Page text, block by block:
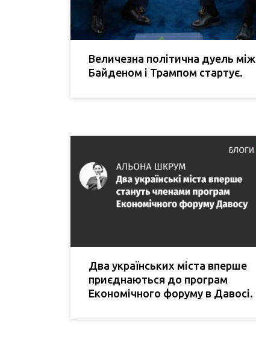
Величезна політична дуель між
Байденом і Трампом стартує.
Два українських міста вперше
приєднаються до програм
Економічного форуму в Давосі.